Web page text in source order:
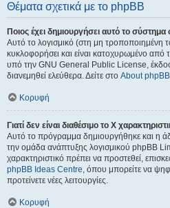
Θέματα σχετικά με το phpBB
Ποιος έχει δημιουργήσει αυτό το
Αυτό το λογισμικό (στη μη τροποποιημένη
κυκλοφορήσει και είναι κατοχυρωμένο από
υπό την GNU General Public License,
διανεμηθεί ελεύθερα. Δείτε στο About phpBB
Κορυφή
Γιατί δεν είναι διαθέσιμο το Χ
Αυτό το πρόγραμμα δημιουργήθηκε και η
την ομάδα ανάπτυξης λογισμικού phpBB
χαρακτηριστικό πρέπει να προστεθεί,
phpBB Ideas Centre, όπου μπορείτε να
προτείνετε νέες λειτουργίες.
Κορυφή